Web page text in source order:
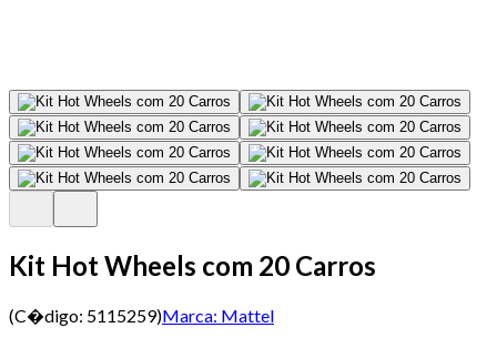
Kit Hot Wheels com 20 Carros
(C�digo: 5115259)Marca: Mattel